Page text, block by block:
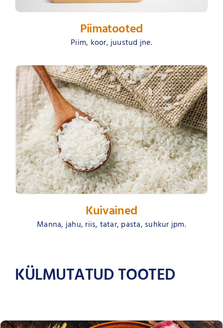
Piimatooted
Piim, koor, juustud jne.
Kuivained
Manna, jahu, riis, tatar, pasta, suhkur jpm.
KÜLMUTATUD TOOTED